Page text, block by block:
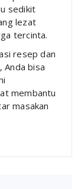
sedikit
lezat
tercinta.
resep dan
Anda bisa
membantu
masakan